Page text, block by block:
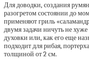
Для доводки, создания
разогретом состоянии до
применяют гриль
двумя задачи ничуть не
духовки или, как его еще
подходит для рибая,
толщиной от 2 см.